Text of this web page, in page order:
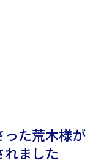
た荒木様が
ました